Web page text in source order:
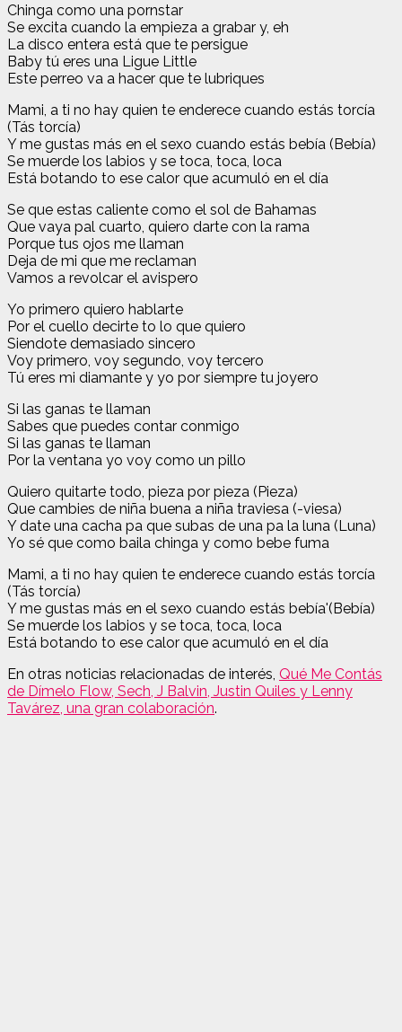
Chinga como una pornstar
Se excita cuando la empieza a grabar y, eh
La disco entera está que te persigue
Baby tú eres una Ligue Little
Este perreo va a hacer que te lubriques
Mami, a ti no hay quien te enderece cuando estás torcía
(Tás torcía)
Y me gustas más en el sexo cuando estás bebía (Bebía)
Se muerde los labios y se toca, toca, loca
Está botando to ese calor que acumuló en el día
Se que estas caliente como el sol de Bahamas
Que vaya pal cuarto, quiero darte con la rama
Porque tus ojos me llaman
Deja de mi que me reclaman
Vamos a revolcar el avispero
Yo primero quiero hablarte
Por el cuello decirte to lo que quiero
Siendote demasiado sincero
Voy primero, voy segundo, voy tercero
Tú eres mi diamante y yo por siempre tu joyero
Si las ganas te llaman
Sabes que puedes contar conmigo
Si las ganas te llaman
Por la ventana yo voy como un pillo
Quiero quitarte todo, pieza por pieza (Pieza)
Que cambies de niña buena a niña traviesa (-viesa)
Y date una cacha pa que subas de una pa la luna (Luna)
Yo sé que como baila chinga y como bebe fuma
Mami, a ti no hay quien te enderece cuando estás torcía
(Tás torcía)
Y me gustas más en el sexo cuando estás bebía'(Bebía)
Se muerde los labios y se toca, toca, loca
Está botando to ese calor que acumuló en el día
En otras noticias relacionadas de interés, Qué Me Contás
de Dímelo Flow, Sech, J Balvin, Justin Quiles y Lenny
Tavárez, una gran colaboración.